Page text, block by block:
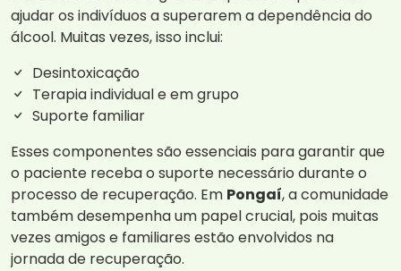
ajudar os indivíduos a superarem a dependência do
álcool. Muitas vezes, isso inclui:
Desintoxicação
Terapia individual e em grupo
Suporte familiar
Esses componentes são essenciais para garantir que
o paciente receba o suporte necessário durante o
processo de recuperação. Em Pongaí, a comunidade
também desempenha um papel crucial, pois muitas
vezes amigos e familiares estão envolvidos na
jornada de recuperação.